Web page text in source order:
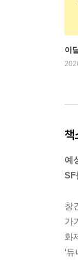
이
책
예
SF
창
가
화
‘